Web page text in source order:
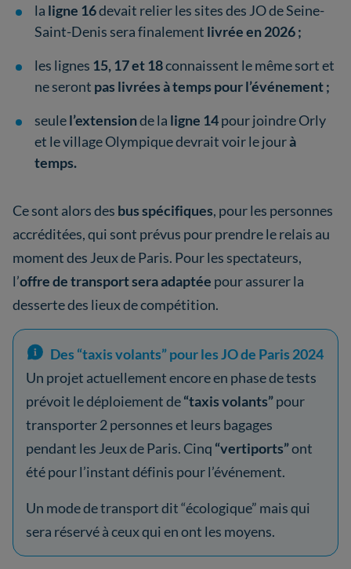
la ligne 16devait relier les sites des JO de Seine-
Saint-Denis sera finalement livrée en 2026 ;
les lignes 15, 17 et 18connaissent le même sort et
ne seront pas livrées à temps pour l’événement ;
seulel’extensionde la ligne 14pour joindre Orly
et le village Olympique devrait voir le jourà
temps.
Ce sont alors des bus spécifiques, pour les personnes
accréditées, qui sont prévus pour prendre le relais au
moment des Jeux de Paris. Pour les spectateurs,
l’offre de transport sera adaptée pour assurer la
desserte des lieux de compétition.
Des “taxis volants” pour les JO de Paris 2024
Un projet actuellement encore en phase de tests
prévoit le déploiement de“taxis volants”pour
transporter 2 personnes et leurs bagages
pendant les Jeux de Paris. Cinq “vertiports”ont
été pour l’instant définis pour l’événement.
Un mode de transport dit “écologique” mais qui
sera réservé à ceux qui en ont les moyens.